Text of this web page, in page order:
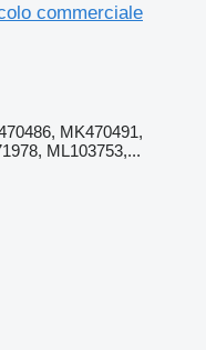
commerciale
MK470491,
ML103753,...